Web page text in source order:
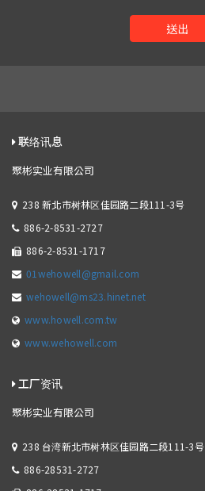
送出
联络讯息
聚彬实业有限公司
238 新北市树林区佳园路二段111-3号
886-2-8531-2727
886-2-8531-1717
01wehowell@gmail.com
wehowell@ms23.hinet.net
www.howell.com.tw
www.wehowell.com
工厂资讯
聚彬实业有限公司
238 台湾新北市树林区佳园路二段111-3号
886-28531-2727